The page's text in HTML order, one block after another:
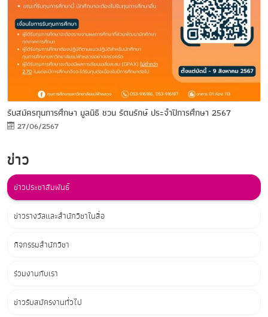
รับสมัครทุนการศึกษา มูลนิธิ ชวน รัตนรักษ์ ประจำปีการศึกษา 2567
27/06/2567
ข่าว
ข่าวประชาสัมพันธ์
ข่าวรางวัลและสำนักวิชาในสื่อ
กิจกรรมสำนักวิชา
ร่วมงานกับเรา
ข่าวรับสมัครงานทั่วไป